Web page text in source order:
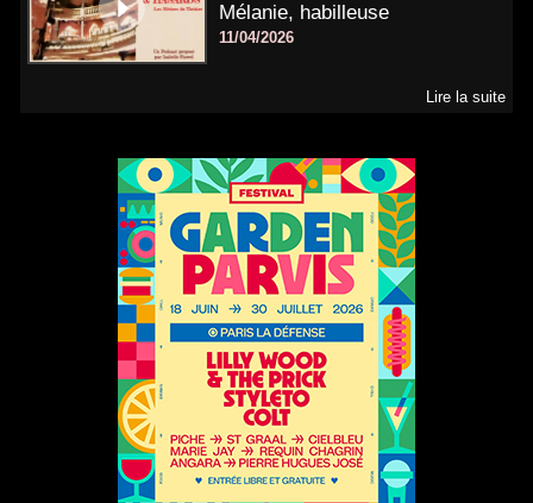
Mélanie, habilleuse
11/04/2026
Lire la suite